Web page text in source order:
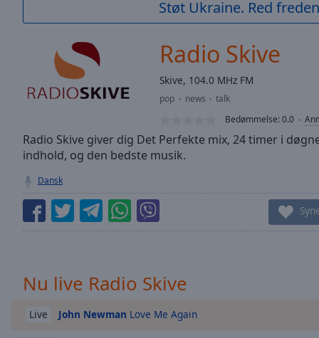
Seek to
currently
LIVE
Remaining
Rate
Chapters
Støt Ukraine. Red
Radio Skive
Skive, 104.0 MHz FM
pop news
talk
Bedømmelse:0.0
Radio Skive giver dig Det Perfekte mix, 24 timer i
indhold, og den bedste musik.
Dansk
Nu live Radio Skive
Live John Newman Love Me Again